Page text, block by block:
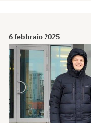
6 febbraio 2025